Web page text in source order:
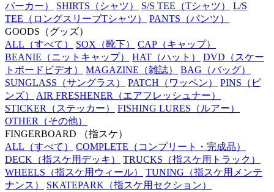
パーカー）
SHIRTS （シャツ） S/S TEE （Tシャツ）
L/S
TEE （ロングスリーブTシャツ） PANTS （パンツ）
GOODS （グッズ）
ALL （すべて） SOX （靴下） CAP （キャップ）
BEANIE （ニットキャップ） HAT （ハット） DVD （スケー
トボードビデオ）
MAGAZINE （雑誌） BAG （バッグ）
SUNGLASS （サングラス） PATCH （ワッペン） PINS （ピ
ンズ）
AIR FRESHENER （エアフレッシュナー）
STICKER （ステッカー） FISHING LURES （ルアー）
OTHER （その他）
FINGERBOARD
（指スケ）
ALL （すべて） COMPLETE （コンプリート・完成品）
DECK （指スケ用デッキ） TRUCKS （指スケ用トラック）
WHEELS （指スケ用ウィール） TUNING （指スケ用メンテ
ナンス）
SKATEPARK （指スケ用セクション）